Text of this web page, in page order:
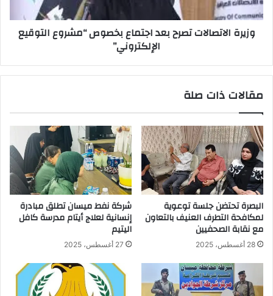
التوقيع
الإلكتروني”
وزيرة الاتصالات تصرح بعد اجتماع بخصوص “مشروع التوقيع
الإلكتروني”
مقالات ذات صلة
البصرة تحتضن جلسة توعوية
لمكافحة التطرف العنيف بالتعاون
مع نقابة الصحفيين
28 أغسطس، 2025
شركة نفط ميسان تطلق مبادرة
إنسانية لعلاج أيتام مدرسة كافل
اليتيم
27 أغسطس، 2025